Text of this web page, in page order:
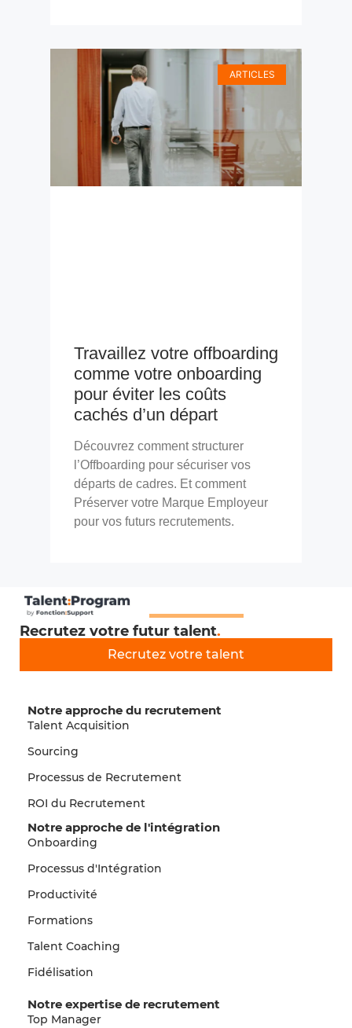
ARTICLES
Travaillez votre offboarding
comme votre onboarding
pour éviter les coûts
cachés d’un départ
Découvrez comment structurer
l’Offboarding pour sécuriser vos
départs de cadres. Et comment
Préserver votre Marque Employeur
pour vos futurs recrutements.
Recrutez votre futur talent.
Recrutez votre talent
Notre approche du recrutement
Talent Acquisition
Sourcing
Processus de Recrutement
ROI du Recrutement
Notre approche de l'intégration
Onboarding
Processus d'Intégration
Productivité
Formations
Talent Coaching
Fidélisation
Notre expertise de recrutement
Top Manager